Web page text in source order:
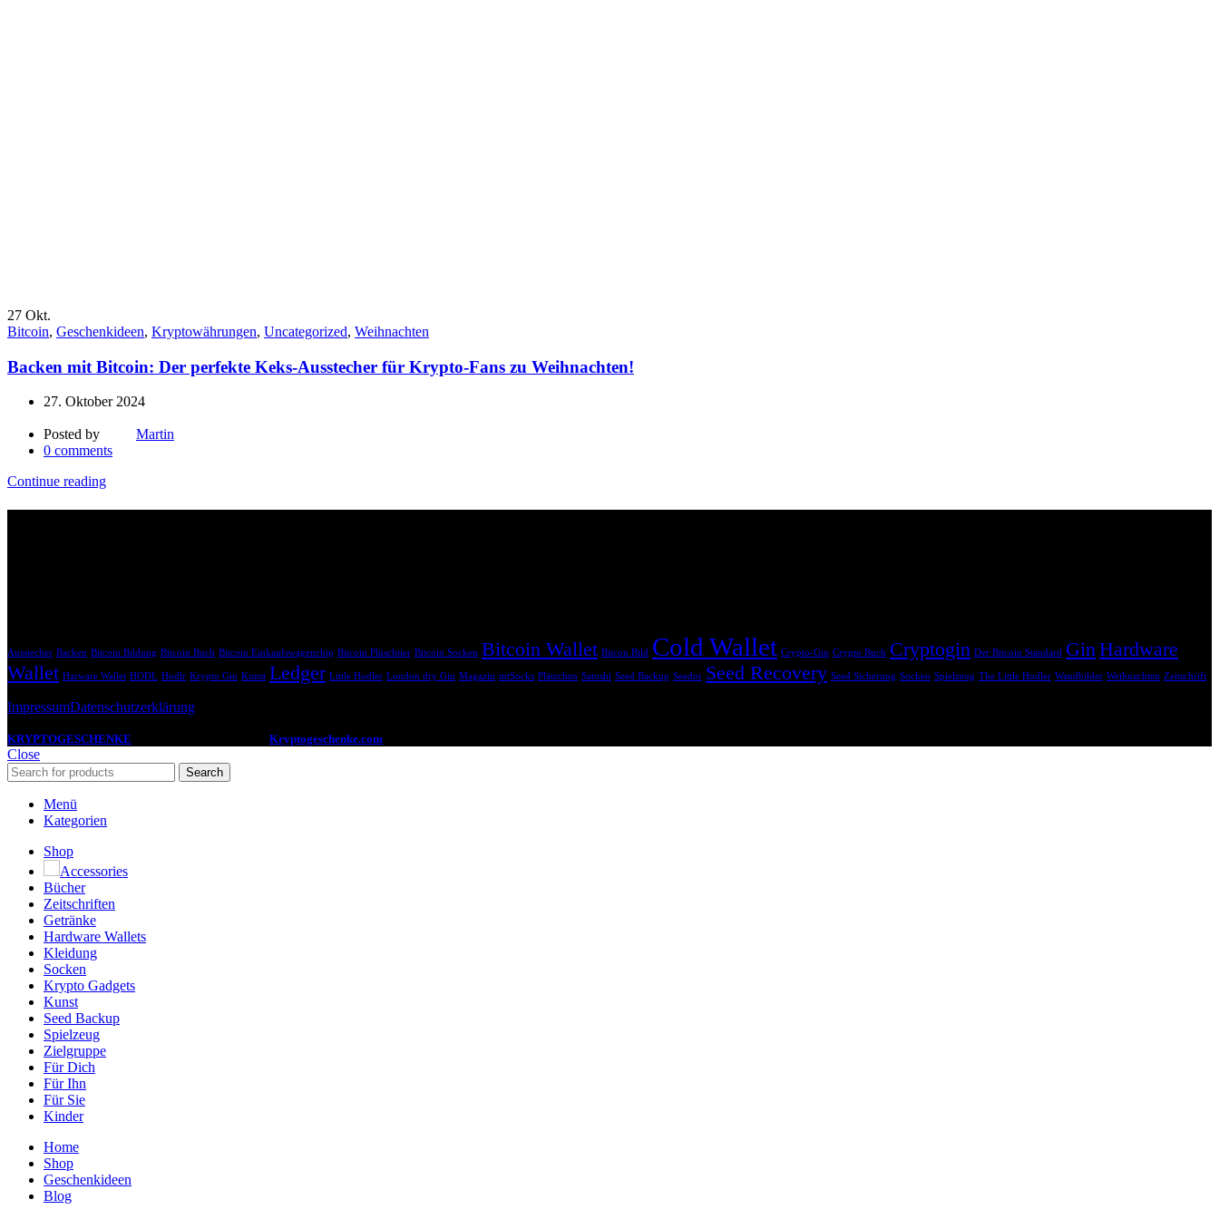
27 Okt.
Bitcoin, Geschenkideen, Kryptowährungen, Uncategorized, Weihnachten
Backen mit Bitcoin: Der perfekte Keks-Ausstecher für Krypto-Fans zu Weihnachten!
27. Oktober 2024
Posted by
Martin
0 comments
Continue reading
Ausstecher Backen Bitcoin Bildung Bitcoin Buch Bitcoin Einkaufswagenchip Bitcoin Plüschtier Bitcoin Socken Bitcoin Wallet Bitcon Bild Cold Wallet Crypto-Gin Crypto Buch Cryptogin Der Bitcoin Standard GinHardware
Wallet Harware Wallet HODL Hodlr Krypto Gin Kunst Ledger Little Hodler London dry Gin Magazin mtSocks Plätzchen Satoshi Seed Backup Seedor Seed Recovery Seed Sicherung Socken Spielzeug The Little Hodler Wandbilder Weihnachten Zeitschrift
ImpressumDatenschutzerklärung
KRYPTOGESCHENKE Kryptogeschenke.com
Close
Search
Menü
Kategorien
Shop
Accessories
Bücher
Zeitschriften
Getränke
Hardware Wallets
Kleidung
Socken
Krypto Gadgets
Kunst
Seed Backup
Spielzeug
Zielgruppe
Für Dich
Für Ihn
Für Sie
Kinder
Home
Shop
Geschenkideen
Blog